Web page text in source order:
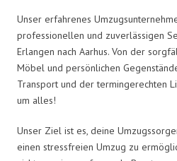
Unser erfahrenes
professionellen und zuverlässigen
Erlangen nach Aarhus. Von der
Möbel und persönlichen
Transport und der termingerechten
um alles!
Unser Ziel ist es, deine
einen stressfreien Umzug zu